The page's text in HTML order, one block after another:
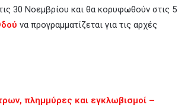
30 Νοεμβρίου και θα κορυφωθούν στις 5
να προγραμματίζεται για τις αρχές
πλημμύρες και εγκλωβισμοί –